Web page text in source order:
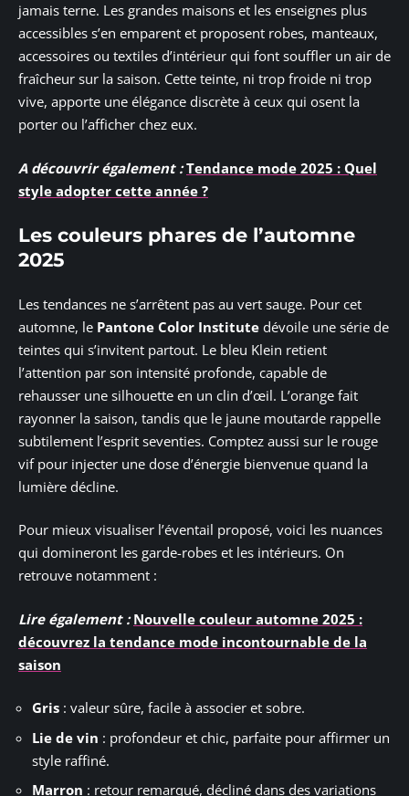
jamais terne. Les grandes maisons et les enseignes plus
accessibles s’en emparent et proposent robes, manteaux,
accessoires ou textiles d’intérieur qui font souffler un air de
fraîcheur sur la saison. Cette teinte, ni trop froide ni trop
vive, apporte une élégance discrète à ceux qui osent la
porter ou l’afficher chez eux.
A découvrir également : Tendance mode 2025 : Quel
style adopter cette année ?
Les couleurs phares de l’automne
2025
Les tendances ne s’arrêtent pas au vert sauge. Pour cet
automne, le Pantone Color Institute dévoile une série de
teintes qui s’invitent partout. Le bleu Klein retient
l’attention par son intensité profonde, capable de
rehausser une silhouette en un clin d’œil. L’orange fait
rayonner la saison, tandis que le jaune moutarde rappelle
subtilement l’esprit seventies. Comptez aussi sur le rouge
vif pour injecter une dose d’énergie bienvenue quand la
lumière décline.
Pour mieux visualiser l’éventail proposé, voici les nuances
qui domineront les garde-robes et les intérieurs. On
retrouve notamment :
Lire également : Nouvelle couleur automne 2025 :
découvrez la tendance mode incontournable de la
saison
Gris : valeur sûre, facile à associer et sobre.
Lie de vin : profondeur et chic, parfaite pour affirmer un
style raffiné.
Marron : retour remarqué, décliné dans des variations